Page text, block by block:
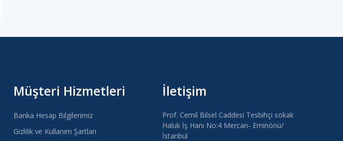
Müşteri Hizmetleri
Banka Hesap Bilgilerimiz
Gizlilik ve Kullanım Şartları
İletişim
Prof. Cemil Bilsel Caddesi Tesbihçi sokak
Haluk İş Hanı No:4 Mercan- Eminönü/
İstanbul